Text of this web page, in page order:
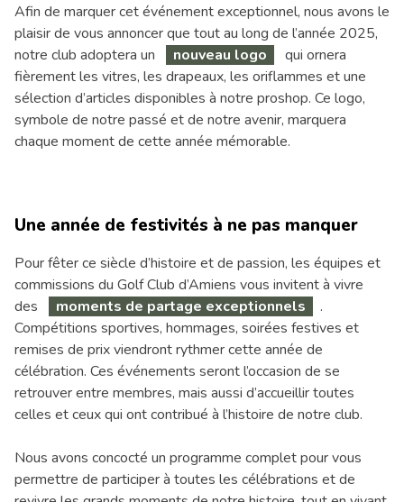
Afin de marquer cet événement exceptionnel, nous avons le
plaisir de vous annoncer que tout au long de l’année 2025,
notre club adoptera un
nouveau logo
qui ornera
fièrement les vitres, les drapeaux, les oriflammes et une
sélection d’articles disponibles à notre proshop. Ce logo,
symbole de notre passé et de notre avenir, marquera
chaque moment de cette année mémorable.
Une année de festivités à ne pas manquer
Pour fêter ce siècle d’histoire et de passion, les équipes et
commissions du Golf Club d’Amiens vous invitent à vivre
des
moments de partage exceptionnels
.
Compétitions sportives, hommages, soirées festives et
remises de prix viendront rythmer cette année de
célébration. Ces événements seront l’occasion de se
retrouver entre membres, mais aussi d’accueillir toutes
celles et ceux qui ont contribué à l’histoire de notre club.
Nous avons concocté un programme complet pour vous
permettre de participer à toutes les célébrations et de